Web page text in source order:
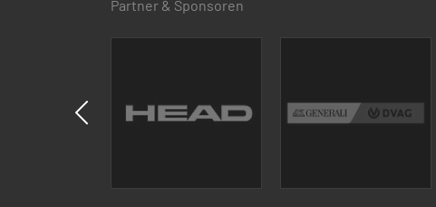
Partner & Sponsoren